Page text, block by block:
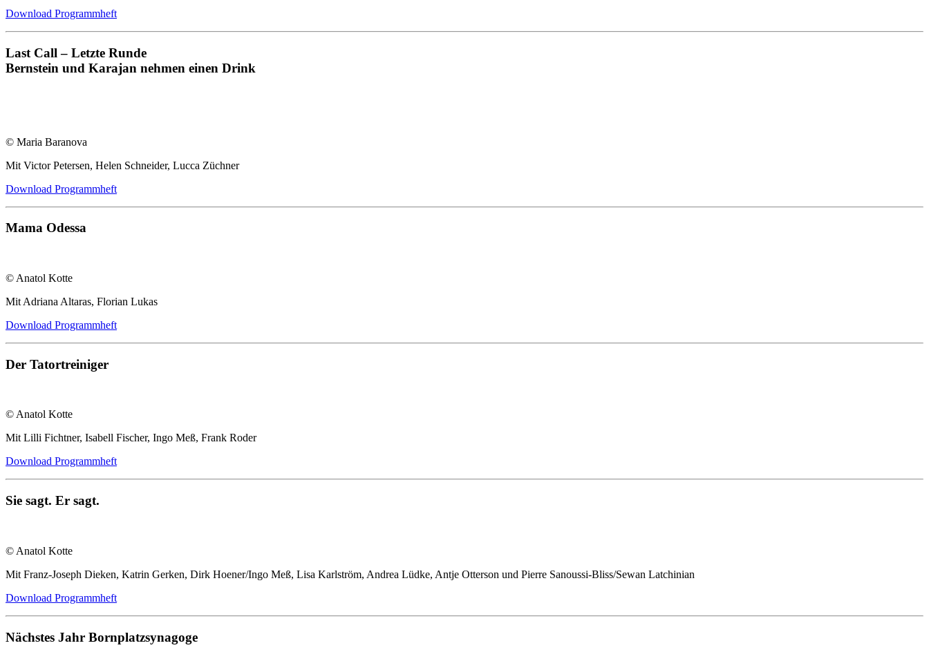
Download Programmheft
Last Call – Letzte Runde
Bernstein und Karajan nehmen einen Drink
© Maria Baranova
Mit Victor Petersen, Helen Schneider, Lucca Züchner
Download Programmheft
Mama Odessa
© Anatol Kotte
Mit Adriana Altaras, Florian Lukas
Download Programmheft
Der Tatortreiniger
© Anatol Kotte
Mit Lilli Fichtner, Isabell Fischer, Ingo Meß, Frank Roder
Download Programmheft
Sie sagt. Er sagt.
© Anatol Kotte
Mit Franz-Joseph Dieken, Katrin Gerken, Dirk Hoener/Ingo Meß, Lisa Karlström, Andrea Lüdke, Antje Otterson und Pierre Sanoussi-Bliss/Sewan Latchinian
Download Programmheft
Nächstes Jahr Bornplatzsynagoge